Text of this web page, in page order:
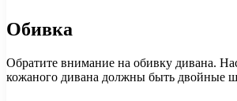
Обивка
Обратите внимание на обивку дивана.
кожаного дивана должны быть двойные